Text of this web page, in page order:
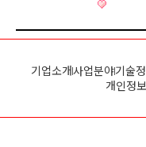
기업소개사업분야기술
개인정